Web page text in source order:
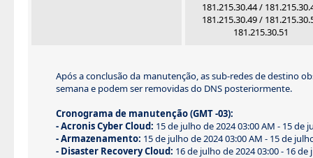
181.215.30.44 /
181.215.30.49 /
181.215.30.51
Após a conclusão da manutenção, as sub-redes de destino
semana e podem ser removidas do DNS posteriormente.
Cronograma de manutenção (GMT -03):
- Acronis Cyber Cloud: 15 de julho de 2024 03:00 AM - 15 de
- Armazenamento: 15 de julho de 2024 03:00 AM - 15 de
- Disaster Recovery Cloud: 16 de julho de 2024 03:00 - 16 de